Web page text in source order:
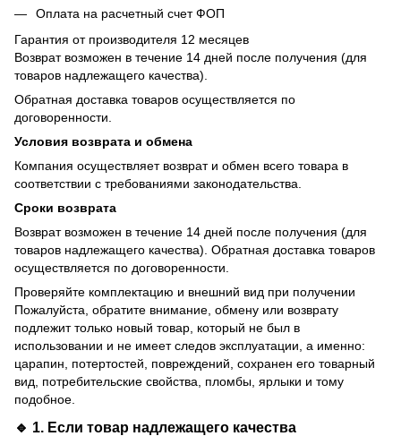
Оплата на расчетный счет ФОП
Гарантия от производителя 12 месяцев
Возврат возможен в течение 14 дней после получения (для
товаров надлежащего качества).
Обратная доставка товаров осуществляется по
договоренности.
Условия возврата и обмена
Компания осуществляет возврат и обмен всего товара в
соответствии с требованиями законодательства.
Сроки возврата
Возврат возможен в течение 14 дней после получения (для
товаров надлежащего качества). Обратная доставка товаров
осуществляется по договоренности.
Проверяйте комплектацию и внешний вид при получении
Пожалуйста, обратите внимание, обмену или возврату
подлежит только новый товар, который не был в
использовании и не имеет следов эксплуатации, а именно:
царапин, потертостей, повреждений, сохранен его товарный
вид, потребительские свойства, пломбы, ярлыки и тому
подобное.
🔹 1. Если товар надлежащего качества